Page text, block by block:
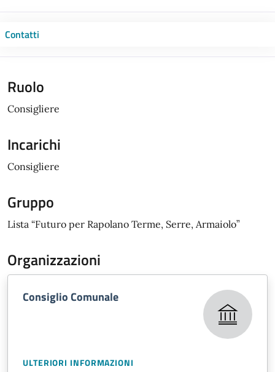
Contatti
Ruolo
Consigliere
Incarichi
Consigliere
Gruppo
Lista “Futuro per Rapolano Terme, Serre, Armaiolo”
Organizzazioni
Consiglio Comunale
ULTERIORI INFORMAZIONI